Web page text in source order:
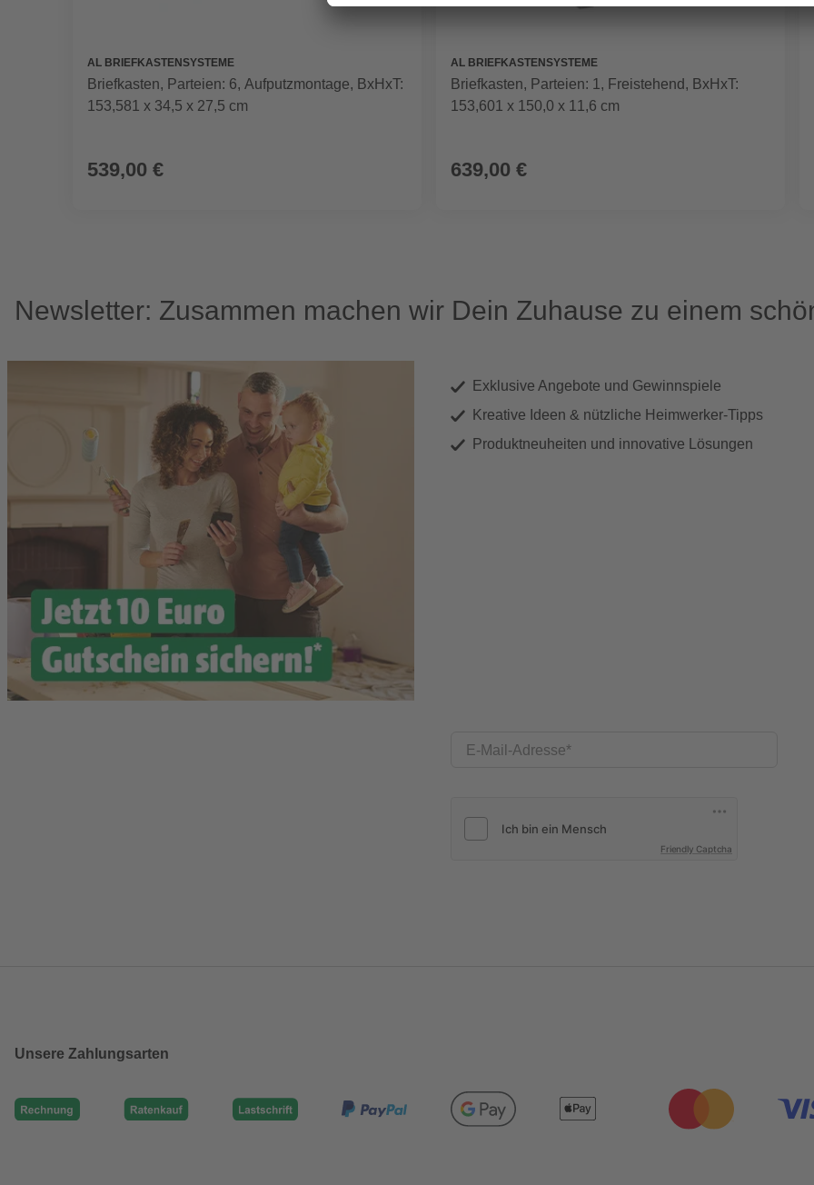
AL BRIEFKASTENSYSTEME
Briefkasten, Parteien: 6, Aufputzmontage, BxHxT:
153,581 x 34,5 x 27,5 cm
539,00 €
AL BRIEFKASTENSYSTEME
Briefkasten, Parteien: 1, Freistehend, BxHxT:
153,601 x 150,0 x 11,6 cm
639,00 €
Newsletter: Zusammen machen wir Dein Zuhause zu einem
Exklusive Angebote und Gewinnspiele
Kreative Ideen & nützliche Heimwerker-Tipps
Produktneuheiten und innovative Lösungen
E-Mail-Adresse
Friendly Captcha
Unsere Zahlungsarten